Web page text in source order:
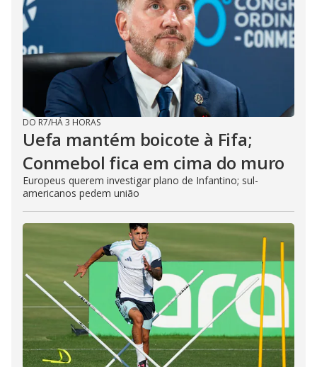
DO R7/HÁ 3 HORAS
Uefa mantém boicote à Fifa;
Conmebol fica em cima do muro
Europeus querem investigar plano de Infantino; sul-
americanos pedem união